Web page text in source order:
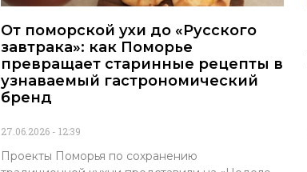
От поморской ухи до «Русского
завтрака»: как Поморье
превращает старинные рецепты в
узнаваемый гастрономический
бренд
27.06.2026 12:39
Проекты Поморья по сохранению